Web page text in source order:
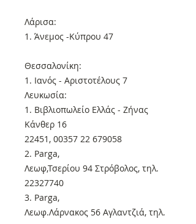
Λάρισα:
1. Άνεμος -Κύπρου 47
Θεσσαλονίκη:
1. Ιανός - Αριστοτέλους 7
Λευκωσία:
1. Βιβλιοπωλείο Ελλάς - Ζήνας
Κάνθερ 16
22451, 00357 22 679058
2. Parga,
Λεωφ,Τσερίου 94 Στρόβολος, τηλ.
22327740
3. Parga,
Λεωφ.Λάρνακος 56 Αγλαντζιά, τηλ.